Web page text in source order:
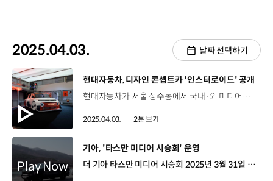
2025.04.03. 날짜 선택하기
[동영상]
현대자동차, 디자인 콘셉트카 '인스터로이드' 공개
현대자동차가 서울 성수동에서 국내·외 미디어와 인플루언서를 대상으로 ‘인스터로이드’ 미디어 데이를 열었습니다. 소형 EV의 틀을 깨는 디자인 콘셉트카, ‘인스터로이드’는 현대자동차의 소형 전기 SUV인 ‘인스터’에 게임에서 영감을 받은 혁신적인 디자인을 더해 제작됐는데요. 현대자동차는 ‘인스터(INSTER)’의 경쾌한 정신에 ‘강화하다’라는 뜻의 ‘스테로이드(STEROID)’를 결합한 인스터로이드라는 이름을 통해 스포티하고 역동적인 에너지를 강조했습니다. 이날 행사에서는 현지 디자이너와 실무 담당자들이 콘셉트카 디자인 방향성과 USP 등을 직접 설명하는 자리도 마련됐습니다. 서달임 디자이너 / 현대유럽디자인센터어렸을 적 우리가 입꼬리를 올리며 상상했던 미래의 나의 자동차를 현실로 재현하는 디자인을 하고 싶었습니다. 비현실적이면서도 현실적인 외관은 한 번에 봐도 게임에서 방금 튀어나온 듯한 와이드 한 바디, 커다랗게 튀어나온 오일, 거대한 스포일러 등으로 이루어진 아주 강한 디자인입니다. 인테리어 디자인은 운전자가 자신이 원하는 스타일로 만들고 꾸미고 고칠 수 있는 디자인을 적용했습니다. 뿐만 아니라 현대자동차는 인스터로이드를 주제로 한 자체 개발 게임을 최초 공개하고, 다양한 게임 체험 공간도 운영해 공감대를 형성했습니다. 김정원 책임매니저 / 현대자동차 커뮤니케이션팀인스터로이드는 기존 양산차와 달리 차량의 독특한 디자인과 콘셉트를 효과적으로 전달하기 위해 넥슨의 카트라이더 러쉬플러스와의 협업을 시작으로 자체 개발한 게임 등을 통해 고객들에게 확장된 경험을 제공할 예정입니다. 한편 인스터로이드는 이번 서울 모빌리티쇼에서 일반 대중들에게 공개될 예정입니다.
2025.04.03. 2분 보기
[동영상]
기아, '타스만 미디어 시승회' 운영
더 기아 타스만 미디어 시승회 2025년 3월 31일 ~ 4월 2일 강원도 인제 고성 브랜드 첫 정통 픽업 더 기아 타스만의 미디어 시승회 1박 2일간, 2회에 걸쳐 국내 미디어 약 100매체 인플루언서 50팀 참여 타스만 주요 USP 및 주행 성능 체험 견고함과 활용성을 갖춘 ‘타스만 익스트림’ 모델 험로 주행에 최적화된 ‘타스만 X-PRO’ 모델 오프로드 체험 타스만 X-PRO 모델을 활용해 산악 및 계곡, 수로 등 주행 체험 Traction Control System TCS 제어를 통해 산악 지형에서도 안정적으로 주행 산악 주행에 특화된 터레인 모드 ‘락(ROCK)’ 안정적인 오프로드 주행을 돕는 ‘X-트랙’ 모드 등 체험 0.5m-0.8m 깊이의 수로에서 도강 성능 확인 노면 상황에 따라 반응하는 오토 터레인 모드 경험 대각으로 무게 중심이 이동하는 상황에서 타스만의 차체와 서스펜션 강성 체험 높은 경사에도 안정감있는 주행 성능 체험 온로드 체험 타스만 익스트림 모델을 활용해 도로주행 성능 체험 최고 출력 281마력, 최대 토크 43.0kgf·m 오프로드와 온로드를 넘나드는 픽업, 타스만 NVH 성능 강화하기 위해 전방 및 유리 1열에 이중접합 차음유리 적용 기착지에 마련된 부스 다양한 피크닉 소품 활용 타스만의 우수한 공간 활용성 체험 픽업 플랫폼 ‘보디 온 프레임’ 적용 뛰어난 적재 능력, 높은 내구성 구현 최대 3,500kg까지 견인할 수 있는 토잉 성능 PM, 연구원, 마케팅 담당자가 직접 답변하는 미디어 QA 세션 진행 김홍모 기자 / 팍스경제TV기아의 타스만을 실제로 타보기 전에 느꼈던 감정은 ‘이제 픽업의 선택지가 늘었구나’ 정도만 생각하고 왔었는데 실제로 타 보니까 오프로드 성능에 대해서 굉장히 많은 기술들을 담고 있어서 깜짝 놀랐습니다. 기아가 타스만을 출시하면서 ‘우리나라 픽업도 기준과 체급 자체가 올라간 게 아닌가’ 하는 생각을 갖게 되었습니다. “픽업 시장에 새로운 패러다임 더 기아 타스만”